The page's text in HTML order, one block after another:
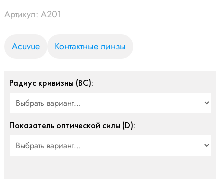
Артикул: A201
Acuvue Контактные линзы
Радиус кривизны (BC):
Показатель оптической силы (D):